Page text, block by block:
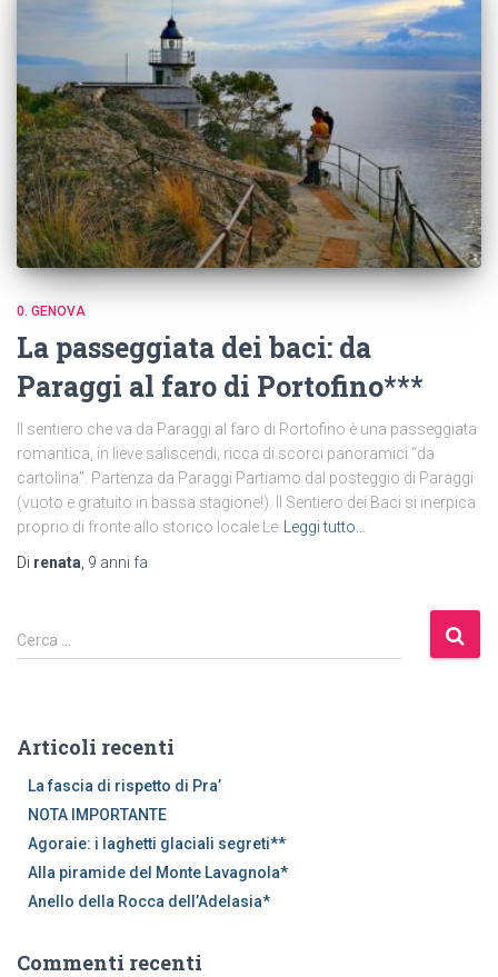
0. GENOVA
La passeggiata dei baci: da
Paraggi al faro di Portofino***
Il sentiero che va da Paraggi al faro di Portofino è una passeggiata
romantica, in lieve saliscendi, ricca di scorci panoramici “da
cartolina”. Partenza da Paraggi Partiamo dal posteggio di Paraggi
(vuoto e gratuito in bassa stagione!). Il Sentiero dei Baci si inerpica
proprio di fronte allo storico locale Le
Leggi tutto…
Di renata 9 anni fa
R
i
c
Cerca …
Articoli recenti
La fascia di rispetto di Pra’
NOTA IMPORTANTE
Agoraie: i laghetti glaciali segreti**
Alla piramide del Monte Lavagnola*
Anello della Rocca dell’Adelasia*
Commenti recenti